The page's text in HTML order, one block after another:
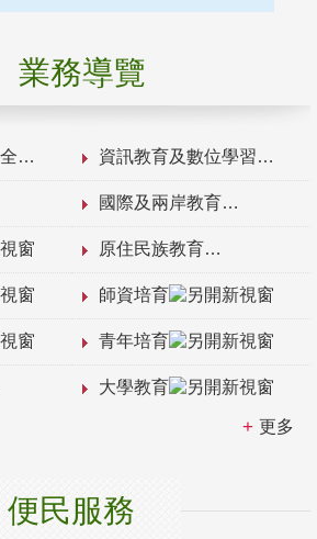
業務導覽
資訊教育及數位學習
國際及兩岸教育
原住民族教育
師資培育
青年培育
大學教育
更多
便民服務